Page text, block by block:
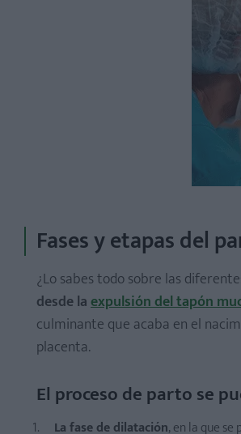
Fases y etapas del
¿Lo sabes todo sobre las
desde laexpulsión del tapón
culminante que acaba en el
placenta.
El proceso de parto se
La fase de dilatación, en la que